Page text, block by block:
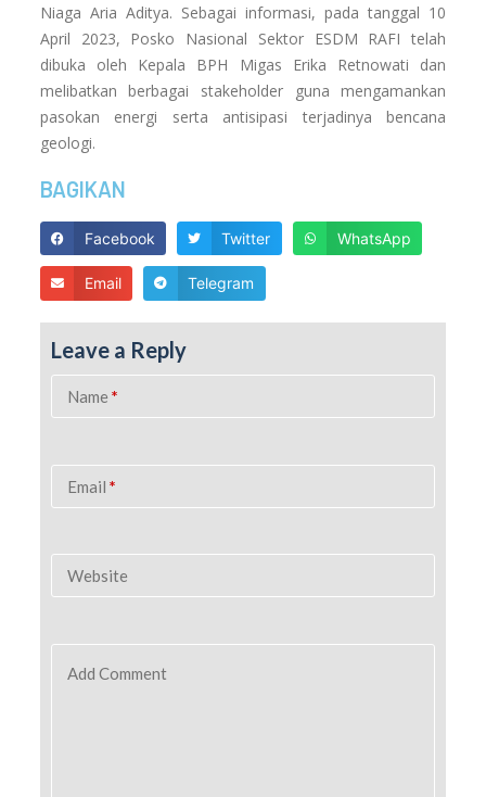
Niaga Aria Aditya. Sebagai informasi, pada tanggal 10
April 2023, Posko Nasional Sektor ESDM RAFI telah
dibuka oleh Kepala BPH Migas Erika Retnowati dan
melibatkan berbagai stakeholder guna mengamankan
pasokan energi serta antisipasi terjadinya bencana
geologi.
BAGIKAN
Facebook Twitter WhatsApp
Email Telegram
Leave a Reply
Name *
Email *
Website
Add Comment